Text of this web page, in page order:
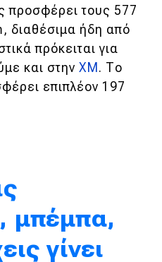
προσφέρει τους 577
διαθέσιμα ήδη από
πρόκειται για
και στην ΧΜ . Το
επιπλέον 197
μπέμπα,
γίνει